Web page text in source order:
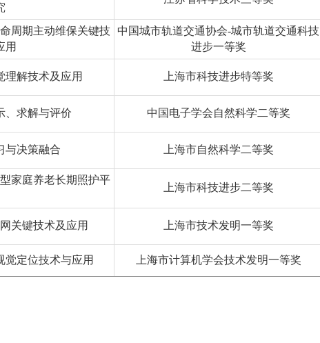
周期主动维保关键技
用
中国城市轨道交通协会-城市轨道交通科技
进步一等奖
理解技术及应用 上海市科技进步特等奖
、求解与评价 中国电子学会自然科学二等奖
与决策融合 上海市自然科学二等奖
家庭养老长期照护平
上海市科技进步二等奖
关键技术及应用 上海市技术发明一等奖
觉定位技术与应用 上海市计算机学会技术发明一等奖